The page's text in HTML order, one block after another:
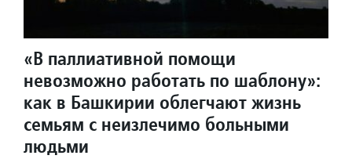
«В паллиативной помощи
невозможно работать по шаблону»:
как в Башкирии облегчают жизнь
семьям с неизлечимо больными
людьми